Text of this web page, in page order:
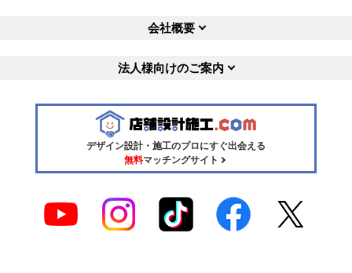
会社概要
法人様向けのご案内
デザイン設計・施工のプロにすぐ出会える
無料マッチングサイト